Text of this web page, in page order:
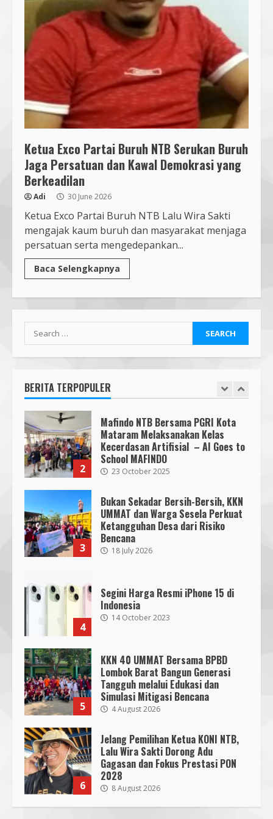
Ketua Exco Partai Buruh NTB Serukan Buruh
Jaga Persatuan dan Kawal Demokrasi yang
Berkeadilan
Adi 30 June 2026
Ketua Exco Partai Buruh NTB Lalu Wira Sakti
mengajak kaum buruh dan masyarakat menjaga
persatuan serta mengedepankan...
Baca Selengkapnya
Search
for:
BERITA TERPOPULER
4
Segini Harga Resmi iPhone 15 di
Indonesia
14 October 2023
5
KKN 40 UMMAT Bersama BPBD
Lombok Barat Bangun Generasi
Tangguh melalui Edukasi dan
Simulasi Mitigasi Bencana
4 August 2026
6
Lalu Wira Sakti Dorong Adu
Gagasan dan Fokus Prestasi PON
2028
8 August 2026
7
Pendaftaran Nomor Seluler
7 July 2026
1
Mafindo NTB Bersama Pesantren
Para Pendidik
19 January 2026
2
Mafindo NTB Bersama PGRI Kota
Mataram Melaksanakan Kelas
Kecerdasan Artifisial – AI Goes to
School MAFINDO
23 October 2025
3
Bukan Sekadar Bersih-Bersih, KKN
UMMAT dan Warga Sesela Perkuat
Ketangguhan Desa dari Risiko
Bencana
18 July 2026
4
Segini Harga Resmi iPhone 15 di
Indonesia
14 October 2023
5
KKN 40 UMMAT Bersama BPBD
Lombok Barat Bangun Generasi
Tangguh melalui Edukasi dan
Simulasi Mitigasi Bencana
4 August 2026
6
Jelang Pemilihan Ketua KONI NTB,
Lalu Wira Sakti Dorong Adu
Gagasan dan Fokus Prestasi PON
2028
8 August 2026
3
SMPN 7 Mataram Menerapkan
Project Based Learning pada
Outing Class ke Destinasi Wisata
29 October 2023
Dugaan Penyerobotan Tanah Wakaf
di Praya, Kawal NTB: Sertifikat Hak